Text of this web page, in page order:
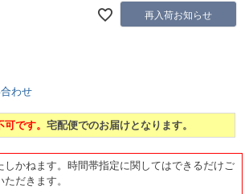
再入荷お知らせ
わせ
です。 宅配便でのお届けとなります。
しかねます。時間帯指定に関してはできるだけご
だきます。